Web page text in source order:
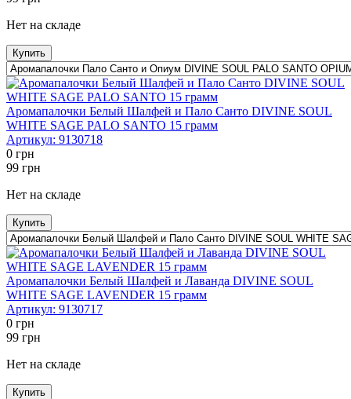
Нет на складе
Купить
Аромапалочки Белый Шалфей и Пало Санто DIVINE SOUL
WHITE SAGE PALO SANTO 15 грамм
Артикул: 9130718
0 грн
99 грн
Нет на складе
Купить
Аромапалочки Белый Шалфей и Лаванда DIVINE SOUL
WHITE SAGE LAVENDER 15 грамм
Артикул: 9130717
0 грн
99 грн
Нет на складе
Купить